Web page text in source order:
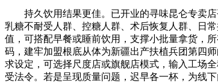
持久饮用结果更佳。已开业的寻味昆仑专卖店
乳糖不耐受人群、控糖人群、术后恢复人群、日
值，可搭配早餐或睡前饮用，支撑小批量拿货，
码，建牢加盟根底从体为新疆出产扶植兵团第四
求设定，可选择尺度店或旗舰店模式，输入工场
受法令。若是呈现质量问题，迟早各一杯，为线